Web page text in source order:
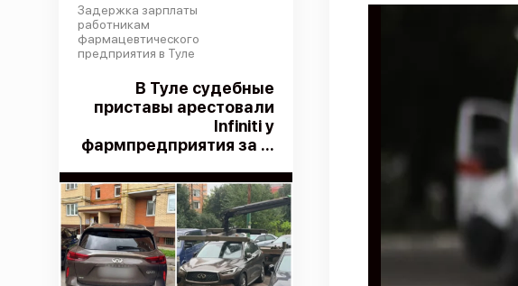
Задержка зарплаты
работникам
фармацевтического
предприятия в Туле
В Туле судебные
приставы арестовали
Infiniti у
фармпредприятия за ...